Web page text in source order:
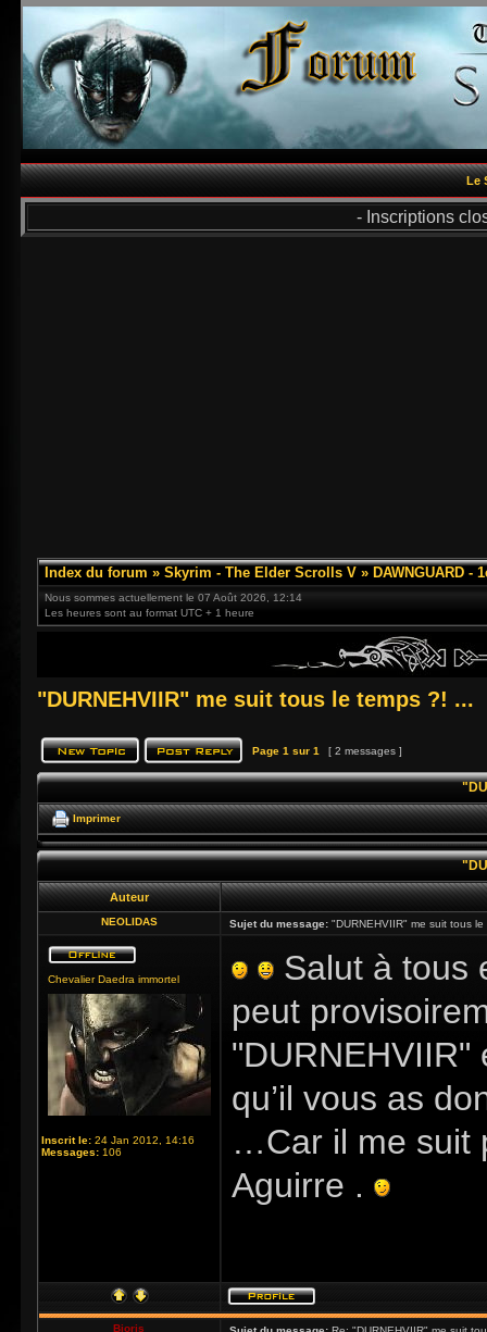
Le
- Inscriptions
Index du forum » Skyrim - The Elder Scrolls V » DAWNGUARD -
Nous sommes actuellement le 07 Août 2026, 12:14
Les heures sont au format UTC + 1 heure
"DURNEHVIIR" me suit tous le temps ?! ...
Page 1 sur 1 [ 2 messages ]
Imprimer
Auteur
NEOLIDAS Sujet du message: "DURNEHVIIR" me suit tous
Chevalier Daedra immortel
Inscrit le: 24 Jan 2012, 14:16
Messages: 106
Salut à tous
peut
"DURNEHVIIR"
qu’il vous as
…Car il me suit
Aguirre .
Bioris